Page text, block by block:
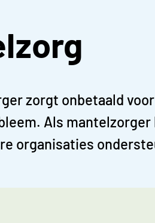
zorgt onbetaald
Als
organisaties